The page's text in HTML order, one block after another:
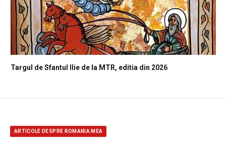
Targul de Sfantul Ilie de la MTR, editia din 2026
ARTICOLE DESPRE ROMANIA MEA